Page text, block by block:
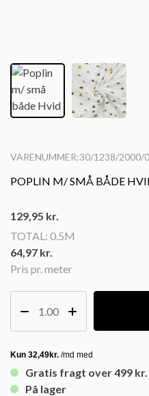
VARENUMMER:30/1238/2000/
POPLIN M/ SMÅ BÅDE
Pris pr. meter
129,95 kr.
TOTAL: 0.5M
64,97 kr.
Gratis fragt over 499 kr.
På lager